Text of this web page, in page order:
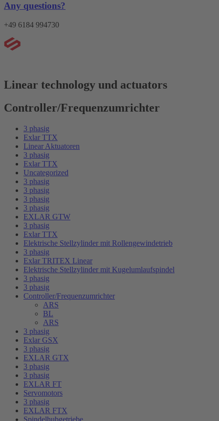
Any questions?
+49 6184 994730
Linear technology und actuators
Controller/Frequenzumrichter
3 phasig
Exlar TTX
Linear Aktuatoren
3 phasig
Exlar TTX
Uncategorized
3 phasig
3 phasig
3 phasig
3 phasig
EXLAR GTW
3 phasig
Exlar TTX
Elektrische Stellzylinder mit Rollengewindetrieb
3 phasig
Exlar TRITEX Linear
Elektrische Stellzylinder mit Kugelumlaufspindel
3 phasig
3 phasig
Controller/Frequenzumrichter
ARS
BL
ARS
3 phasig
Exlar GSX
3 phasig
EXLAR GTX
3 phasig
3 phasig
EXLAR FT
Servomotors
3 phasig
EXLAR FTX
Spindelhubgetriebe